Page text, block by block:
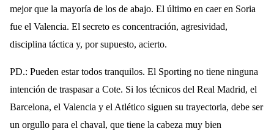
mejor que la mayoría de los de abajo. El último en caer en Soria
fue el Valencia. El secreto es concentración, agresividad,
disciplina táctica y, por supuesto, acierto.
PD.: Pueden estar todos tranquilos. El Sporting no tiene ninguna
intención de traspasar a Cote. Si los técnicos del Real Madrid, el
Barcelona, el Valencia y el Atlético siguen su trayectoria, debe ser
un orgullo para el chaval, que tiene la cabeza muy bien